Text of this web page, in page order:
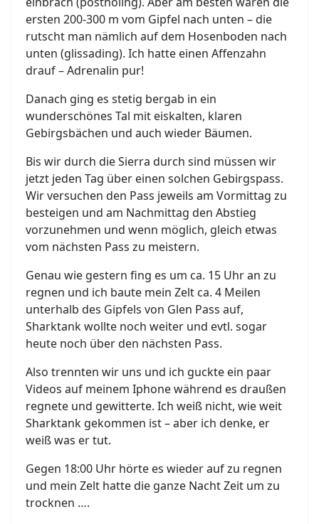
ersten 200-300 m vom Gipfel nach unten – die
rutscht man nämlich auf dem Hosenboden nach
unten (glissading). Ich hatte einen Affenzahn
drauf – Adrenalin pur!
Danach ging es stetig bergab in ein
wunderschönes Tal mit eiskalten, klaren
Gebirgsbächen und auch wieder Bäumen.
Bis wir durch die Sierra durch sind müssen wir
jetzt jeden Tag über einen solchen Gebirgspass.
Wir versuchen den Pass jeweils am Vormittag zu
besteigen und am Nachmittag den Abstieg
vorzunehmen und wenn möglich, gleich etwas
vom nächsten Pass zu meistern.
Genau wie gestern fing es um ca. 15 Uhr an zu
regnen und ich baute mein Zelt ca. 4 Meilen
unterhalb des Gipfels von Glen Pass auf,
Sharktank wollte noch weiter und evtl. sogar
heute noch über den nächsten Pass.
Also trennten wir uns und ich guckte ein paar
Videos auf meinem Iphone während es draußen
regnete und gewitterte. Ich weiß nicht, wie weit
Sharktank gekommen ist – aber ich denke, er
weiß was er tut.
Gegen 18:00 Uhr hörte es wieder auf zu regnen
und mein Zelt hatte die ganze Nacht Zeit um zu
trocknen ….